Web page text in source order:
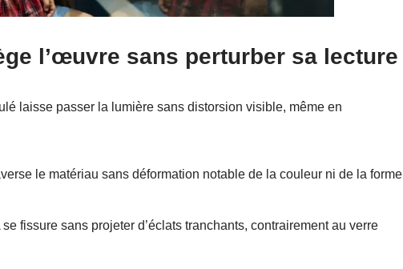
l’œuvre sans perturber sa lecture
laisse passer la lumière sans distorsion visible, même en
le matériau sans déformation notable de la couleur ni de la forme
se fissure sans projeter d’éclats tranchants, contrairement au verre